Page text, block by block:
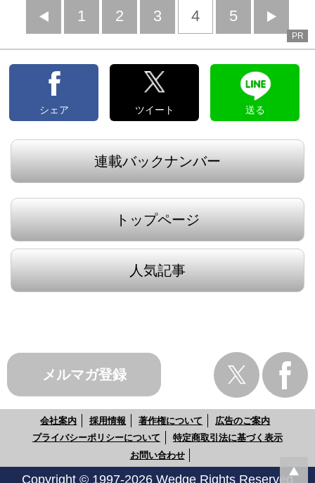
前
へ
1 2 3 4 5
へ
PR
シェア ツイート 送る
連載バックナンバー
トップページ
人気記事
メルマガ登録
会社案内 採用情報 著作権について
広告のご案内
プライバシーポリシーについて
特定商取引法に基づく表示
お問い合わせ
Copyright © 1997-2026 Wedge Rights Reserved